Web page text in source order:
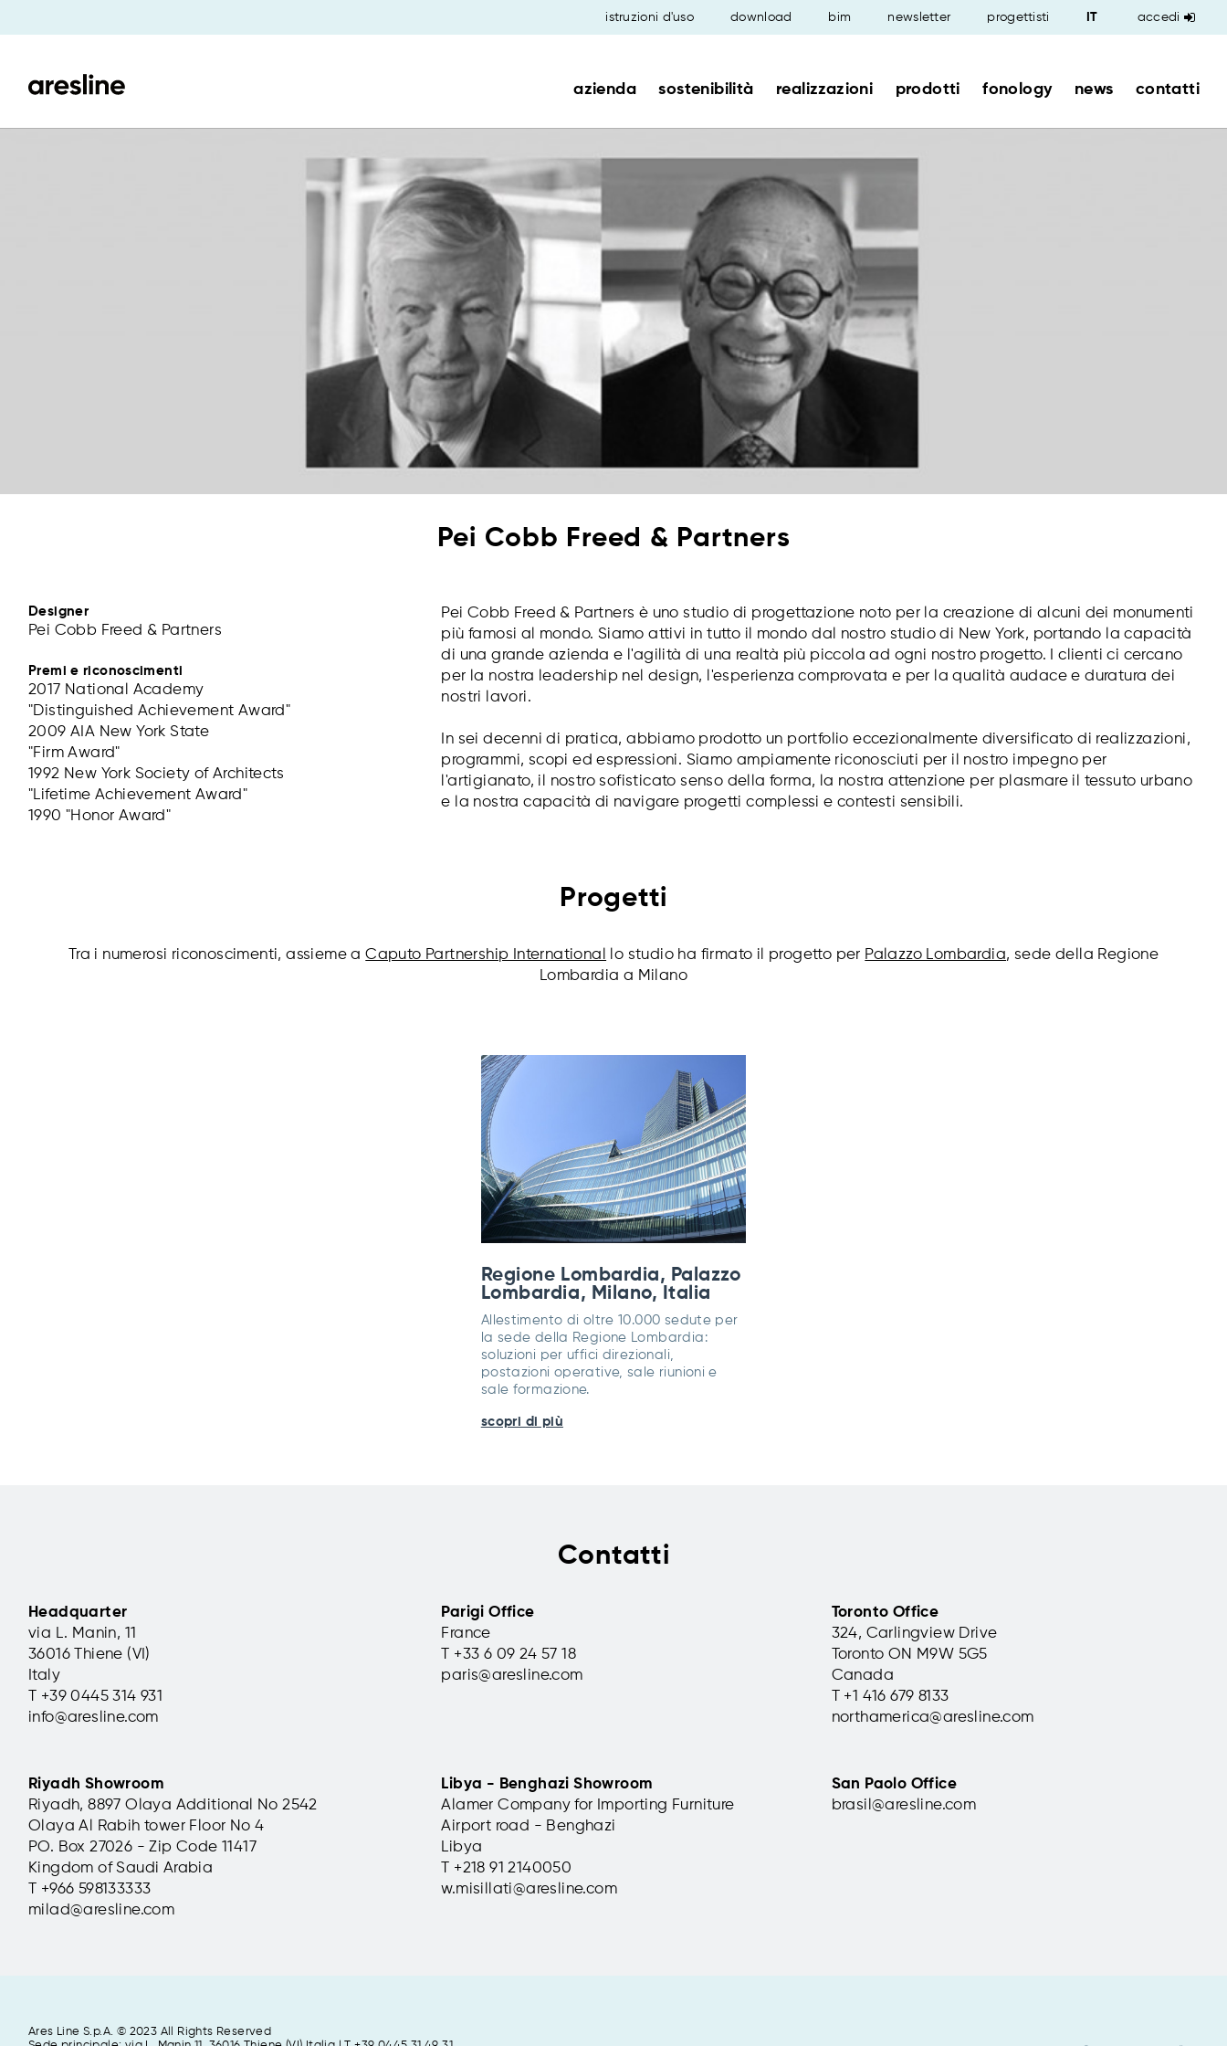
istruzioni d'uso download bim newsletter progettisti accedi
azienda sostenibilità realizzazioni prodotti fonology news contatti
Pei Cobb Freed & Partners
Designer
Pei Cobb Freed & Partners
Premi e riconoscimenti
2017 National Academy
"Distinguished Achievement Award"
2009 AIA New York State
"Firm Award"
1992 New York Society of Architects
"Lifetime Achievement Award"
1990 "Honor Award"
Pei Cobb Freed & Partners è uno studio di progettazione noto per la creazione di alcuni dei monumenti
più famosi al mondo. Siamo attivi in tutto il mondo dal nostro studio di New York, portando la capacità
di una grande azienda e l'agilità di una realtà più piccola ad ogni nostro progetto. I clienti ci cercano
per la nostra leadership nel design, l'esperienza comprovata e per la qualità audace e duratura dei
nostri lavori.
In sei decenni di pratica, abbiamo prodotto un portfolio eccezionalmente diversificato di realizzazioni,
programmi, scopi ed espressioni. Siamo ampiamente riconosciuti per il nostro impegno per
l'artigianato, il nostro sofisticato senso della forma, la nostra attenzione per plasmare il tessuto urbano
e la nostra capacità di navigare progetti complessi e contesti sensibili.
Progetti
Tra i numerosi riconoscimenti, assieme aCaputo Partnership International lo studio ha firmato il progetto per Palazzo Lombardia, sede della Regione
Lombardia a Milano
Regione Lombardia, Palazzo
Lombardia, Milano, Italia
Allestimento di oltre 10.000 sedute per
la sede della Regione Lombardia:
soluzioni per uffici direzionali,
postazioni operative, sale riunioni e
sale formazione.
scopri di più
Contatti
Headquarter
via L. Manin, 11
36016 Thiene (VI)
Italy
T +39 0445 314 931
info@aresline.com
Parigi Office
France
T +33 6 09 24 57 18
paris@aresline.com
Toronto Office
324, Carlingview Drive
Toronto ON M9W 5G5
Canada
T +1 416 679 8133
northamerica@aresline.com
Riyadh Showroom
Riyadh, 8897 Olaya Additional No 2542
Olaya Al Rabih tower Floor No 4
PO. Box 27026 - Zip Code 11417
Kingdom of Saudi Arabia
T +966 598133333
milad@aresline.com
Libya - Benghazi Showroom
Alamer Company for Importing Furniture
Airport road - Benghazi
Libya
T +218 91 2140050
w.misillati@aresline.com
San Paolo Office
brasil@aresline.com
Ares Line S.p.A. © 2023 All Rights Reserved